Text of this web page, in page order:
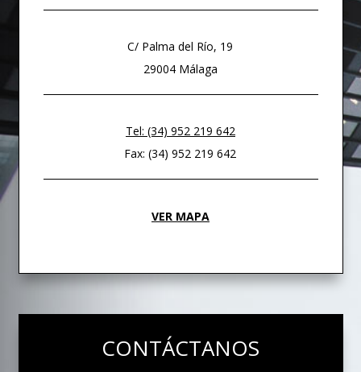
C/ Palma del Río, 19
29004 Málaga
Tel: (34) 952 219 642
Fax: (34) 952 219 642
VER MAPA
CONTÁCTANOS